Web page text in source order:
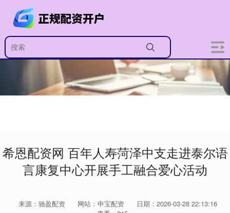
希恩配资网 百年人寿菏泽中支走进泰尔语
言康复中心开展手工融合爱心活动
来源：驰盈配资 网站：申宝配资
日期：2026-03-28 22:13:16